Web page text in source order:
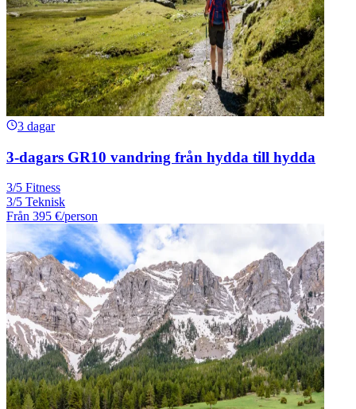
3 dagar
3-dagars GR10 vandring från hydda till hydda
3/5 Fitness
3/5 Teknisk
Från 395 €/person